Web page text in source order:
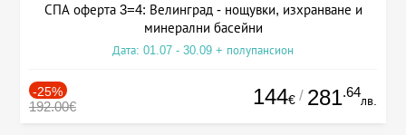
СПА оферта 3=4: Велинград - нощувки, изхранване и
минерални басейни
Дата: 01.07 - 30.09 + полупансион
-25%
192.00€ 144€ / 281.64
лв.